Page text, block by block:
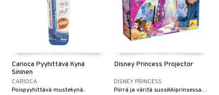
Carioca Pyyhittävä Kynä
Sininen
CARIOCA
Poispyyhittävä mustekynä.
Disney Princess Projector
DISNEY PRINCESS
Piirrä ja väritä suosikkiprinsessasi ja koristele ne.